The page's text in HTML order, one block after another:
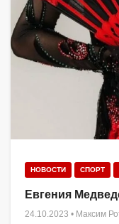
НОВОСТИ СПОРТ
Евгения
24.10.2023 • Максим